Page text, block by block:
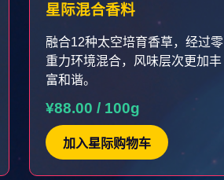
星际混合香料
融合12种太空培育香草，经过零
重力环境混合，风味层次更加丰
富和谐。
¥88.00 / 100g
加入星际购物车